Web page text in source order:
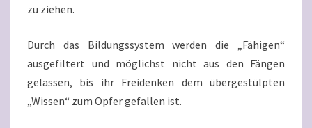
zu ziehen.
Durch das Bildungssystem werden die „Fähigen“
ausgefiltert und möglichst nicht aus den Fängen
gelassen, bis ihr Freidenken dem übergestülpten
„Wissen“ zum Opfer gefallen ist.